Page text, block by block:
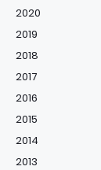
2020
2019
2018
2017
2016
2015
2014
2013